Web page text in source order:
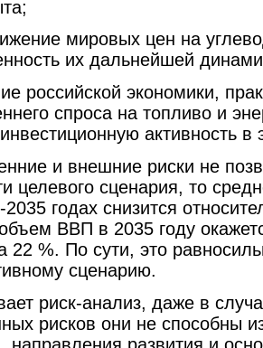
мировых цен на
их дальнейшей
российской экономики,
спроса на топливо и
активность
и внешние риски не
целевого сценария, то
годах снизится
ВВП в 2035 году
22 %. По сути, это
сценарию.
риск-анализ, даже в
рисков они не способны